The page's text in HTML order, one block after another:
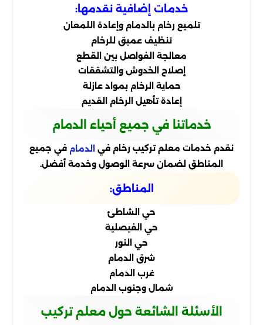
خدمات إضافية نقدمها:
تلميع رخام بالدمام وإعادة اللمعان
تنظيف عميق للرخام
معالجة الفواصل بين القطع
إصلاح الخدوش والتشققات
حماية الرخام بمواد عازلة
إعادة تأهيل الرخام القديم
خدماتنا في جميع أحياء الدمام
نقدم خدمات معلم تركيب رخام في الدمام في جميع
المناطق لضمان سرعة الوصول وخدمة أفضل.
المناطق:
حي الشاطئ
حي الفيصلية
حي النور
شرق الدمام
غرب الدمام
شمال وجنوب الدمام
الأسئلة الشائعة حول معلم تركيب